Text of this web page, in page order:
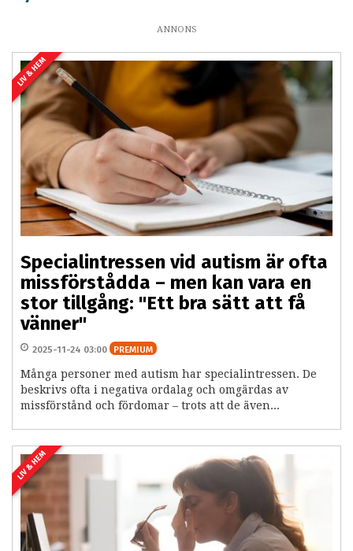
ANNONS
LIV & HEM
Specialintressen vid autism är ofta
missförstådda – men kan vara en
stor tillgång: "Ett bra sätt att få
vänner"
2025-11-24 03:00 PREMIUM
Många personer med autism har specialintressen. De
beskrivs ofta i negativa ordalag och omgärdas av
missförstånd och fördomar – trots att de även...
LIV & HEM